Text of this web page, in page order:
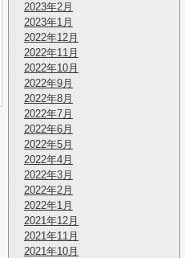
2023年2月
2023年1月
2022年12月
2022年11月
2022年10月
2022年9月
2022年8月
2022年7月
2022年6月
2022年5月
2022年4月
2022年3月
2022年2月
2022年1月
2021年12月
2021年11月
2021年10月